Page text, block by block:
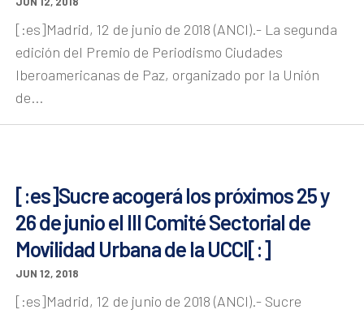
[:es]Madrid, 12 de junio de 2018 (ANCI).- La segunda
edición del Premio de Periodismo Ciudades
Iberoamericanas de Paz, organizado por la Unión
de...
[:es]Sucre acogerá los próximos 25 y
26 de junio el III Comité Sectorial de
Movilidad Urbana de la UCCI[:]
JUN 12, 2018
[:es]Madrid, 12 de junio de 2018 (ANCI).- Sucre